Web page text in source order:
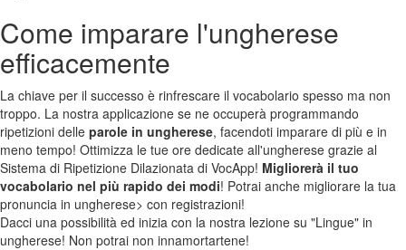
Come imparare l'ungherese
efficacemente
La chiave per il successo è rinfrescare il vocabolario spesso ma non
troppo. La nostra applicazione se ne occuperà programmando
ripetizioni delle parole in ungherese, facendoti imparare di più e in
meno tempo! Ottimizza le tue ore dedicate all'ungherese grazie al
Sistema di Ripetizione Dilazionata di VocApp! Migliorerà il tuo
vocabolario nel più rapido dei modi! Potrai anche migliorare la tua
pronuncia in ungherese> con registrazioni!
Dacci una possibilità ed inizia con la nostra lezione su "Lingue" in
ungherese! Non potrai non innamortartene!